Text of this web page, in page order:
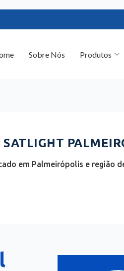
em Palmeirópolis e região